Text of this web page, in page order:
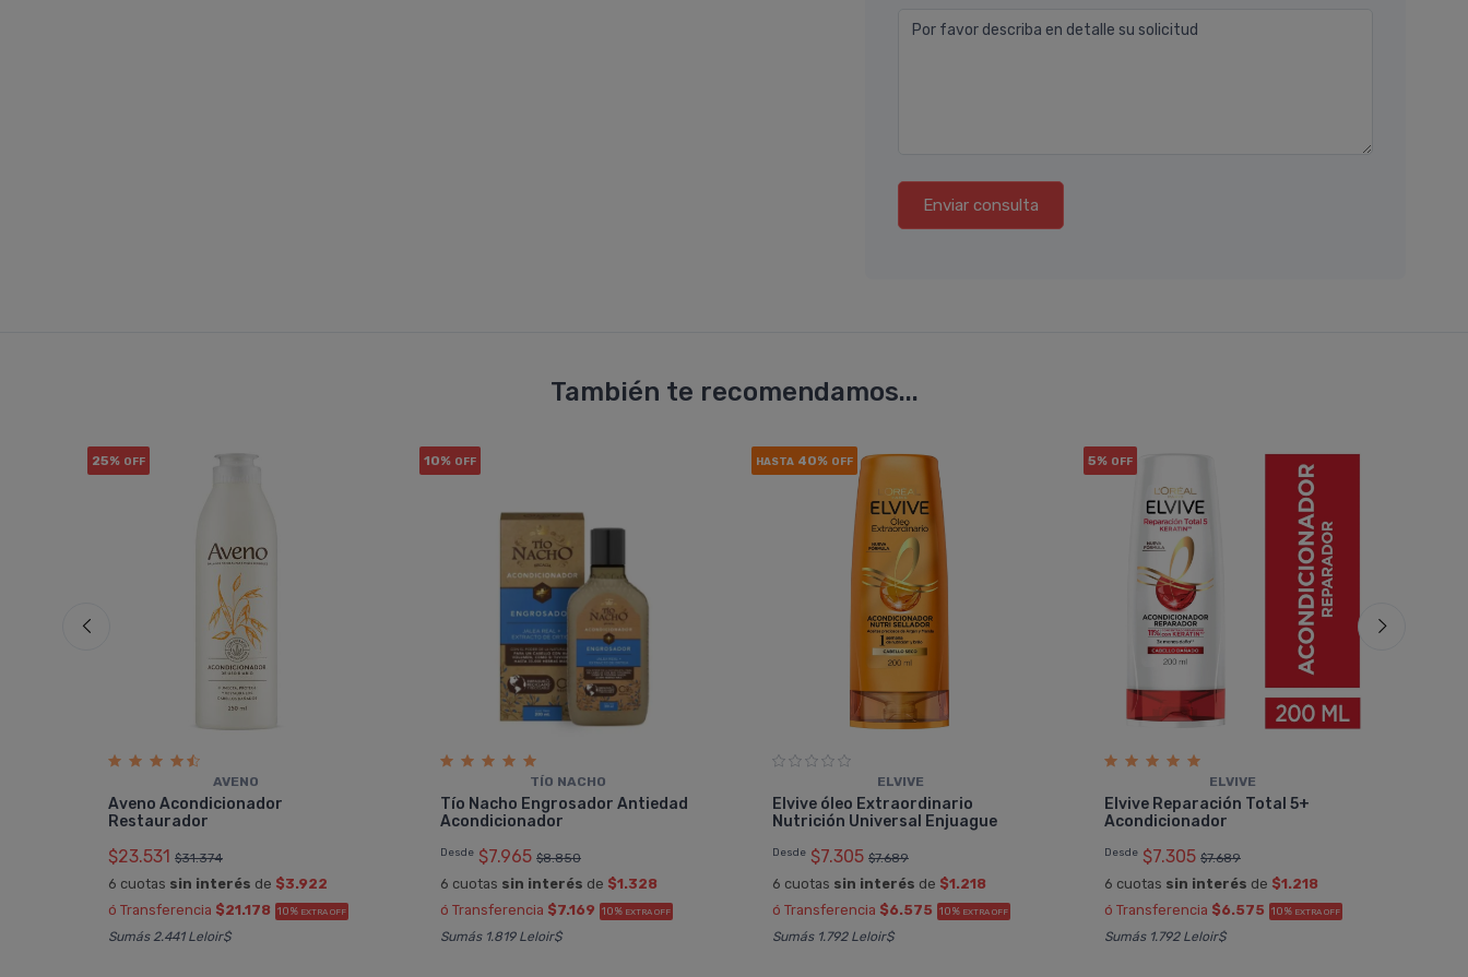
Por favor describa en detalle su solicitud
Enviar consulta
También te recomendamos...
25% OFF
AVENO
Aveno Acondicionador
Restaurador
$23.531 $31.374
6 cuotas sin interés de $3.922
ó Transferencia $21.178 10% EXTRA OFF
Sumás 2.441 Leloir$
10% OFF
TÍ­O NACHO
Tí­o Nacho Engrosador Antiedad
Acondicionador
Desde $7.965 $8.850
6 cuotas sin interés de $1.328
ó Transferencia $7.169 10% EXTRA OFF
Sumás 1.819 Leloir$
HASTA 40% OFF
ELVIVE
Elvive óleo Extraordinario
Nutrición Universal Enjuague
Desde $7.305 $7.689
6 cuotas sin interés de $1.218
ó Transferencia $6.575 10% EXTRA OFF
Sumás 1.792 Leloir$
5% OFF
ELVIVE
Elvive Reparación Total 5+
Acondicionador
Desde $7.305 $7.689
6 cuotas sin interés de $1.218
ó Transferencia $6.575 10% EXTRA OFF
Sumás 1.792 Leloir$